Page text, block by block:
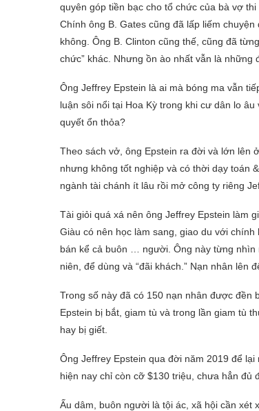
quyên góp tiền bạc cho tổ chức của bà vợ
Chính ông B. Gates cũng đã lấp liếm
không. Ông B. Clinton cũng thế, cũng đã
chức” khác. Nhưng ồn ào nhất vẫn là những
Ông Jeffrey Epstein là ai mà bóng ma vẫn
luận sôi nổi tại Hoa Kỳ trong khi cư dân lo
quyết ổn thỏa?
Theo sách vở, ông Epstein ra đời và lớn lên
nhưng không tốt nghiệp và có thời dạy toán
ngành tài chánh ít lâu rồi mở công ty riêng
Tài giỏi quá xá nên ông Jeffrey Epstein làm
Giàu có nên học làm sang, giao du với
bán kể cả buôn … người. Ông này từng nhìn
niên, để dùng và “đãi khách.” Nạn nhân lên
Trong số này đã có 150 nạn nhân được đền
Epstein bị bắt, giam tù và trong lần giam tù
hay bị giết.
Ông Jeffrey Epstein qua đời năm 2019 để
hiện nay chỉ còn cỡ $130 triệu, chưa hẳn đủ
Ấu dâm, buôn người là tội ác, xã hội cần